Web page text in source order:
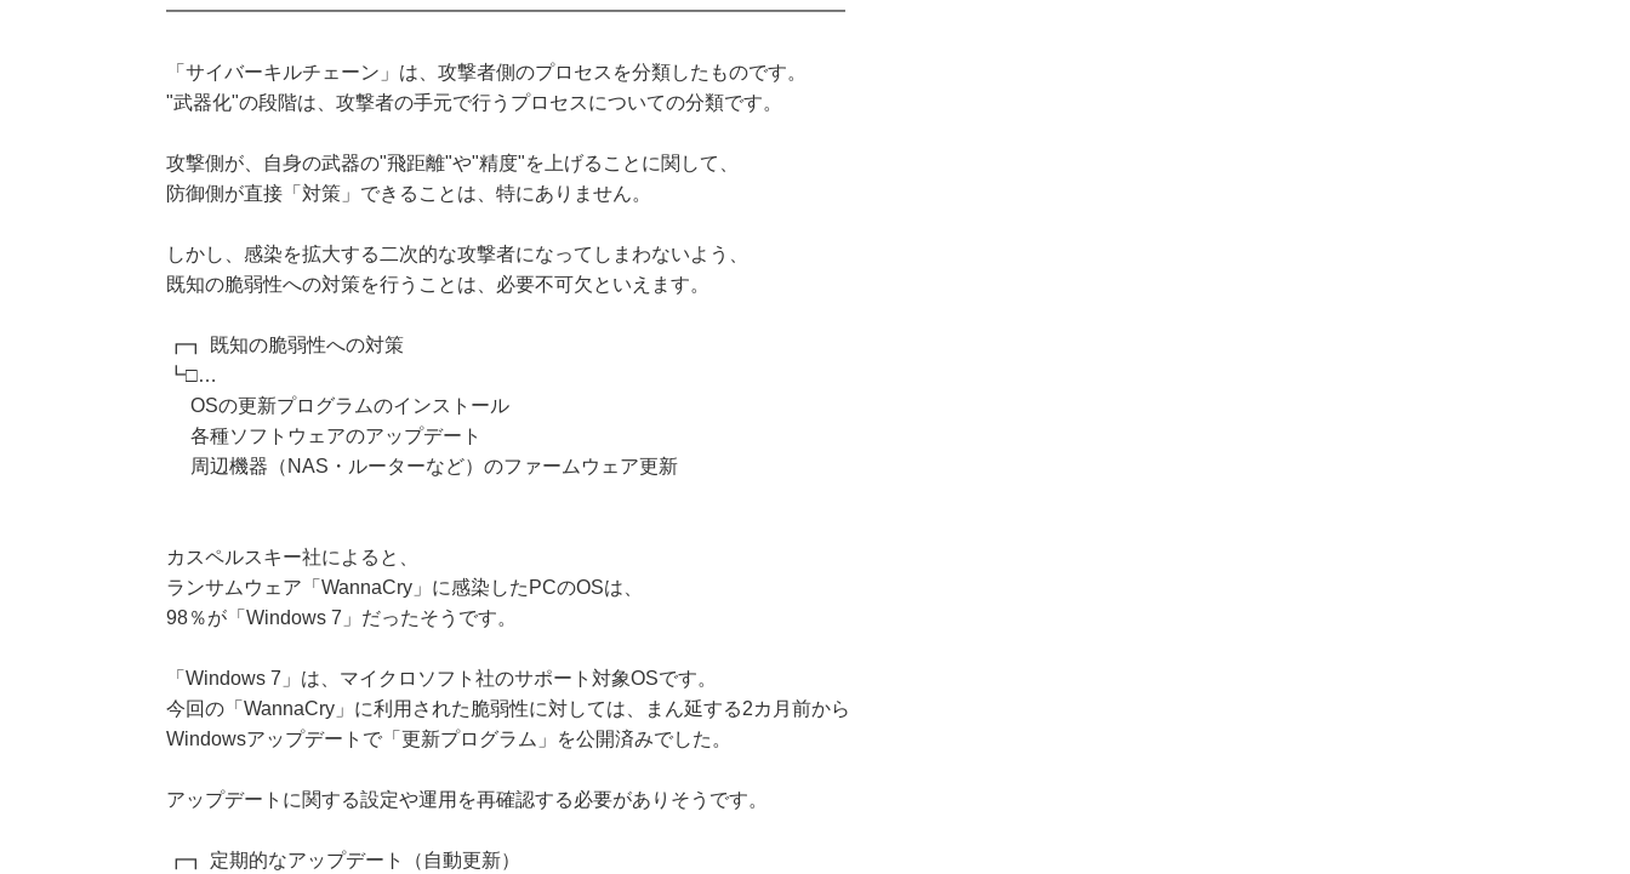
━━━━━━━━━━━━━━━━━━━━━━━━━━━━━━━━━━━
「サイバーキルチェーン」は、攻撃者側のプロセスを分類したものです。
"武器化"の段階は、攻撃者の手元で行うプロセスについての分類です。
攻撃側が、自身の武器の"飛距離"や"精度"を上げることに関して、
防御側が直接「対策」できることは、特にありません。
しかし、感染を拡大する二次的な攻撃者になってしまわないよう、
既知の脆弱性への対策を行うことは、必要不可欠といえます。
┏┓ 既知の脆弱性への対策
┗□…
OSの更新プログラムのインストール
各種ソフトウェアのアップデート
周辺機器（NAS・ルーターなど）のファームウェア更新
カスペルスキー社によると、
ランサムウェア「WannaCry」に感染したPCのOSは、
98％が「Windows 7」だったそうです。
「Windows 7」は、マイクロソフト社のサポート対象OSです。
今回の「WannaCry」に利用された脆弱性に対しては、まん延する2カ月前から
Windowsアップデートで「更新プログラム」を公開済みでした。
アップデートに関する設定や運用を再確認する必要がありそうです。
┏┓ 定期的なアップデート（自動更新）